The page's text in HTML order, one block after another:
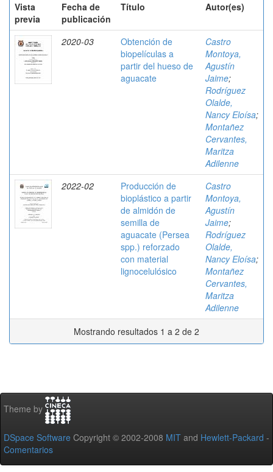
Vista
previa
Fecha de
publicación
Título Autor(es)
2020-03
Obtención de
biopelículas a
partir del hueso de
aguacate
Castro
Montoya,
Agustín
Jaime;
Rodríguez
Olalde,
Nancy Eloísa;
Montañez
Cervantes,
Maritza
Adilenne
2022-02
Producción de
bioplástico a partir
de almidón de
semilla de
aguacate (Persea
spp.) reforzado
con material
lignocelulósico
Castro
Montoya,
Agustín
Jaime;
Rodríguez
Olalde,
Nancy Eloísa;
Montañez
Cervantes,
Maritza
Adilenne
Mostrando resultados 1 a 2 de 2
Theme by
DSpace Software Copyright © 2002-2008 MIT and Hewlett-Packard -
Comentarios